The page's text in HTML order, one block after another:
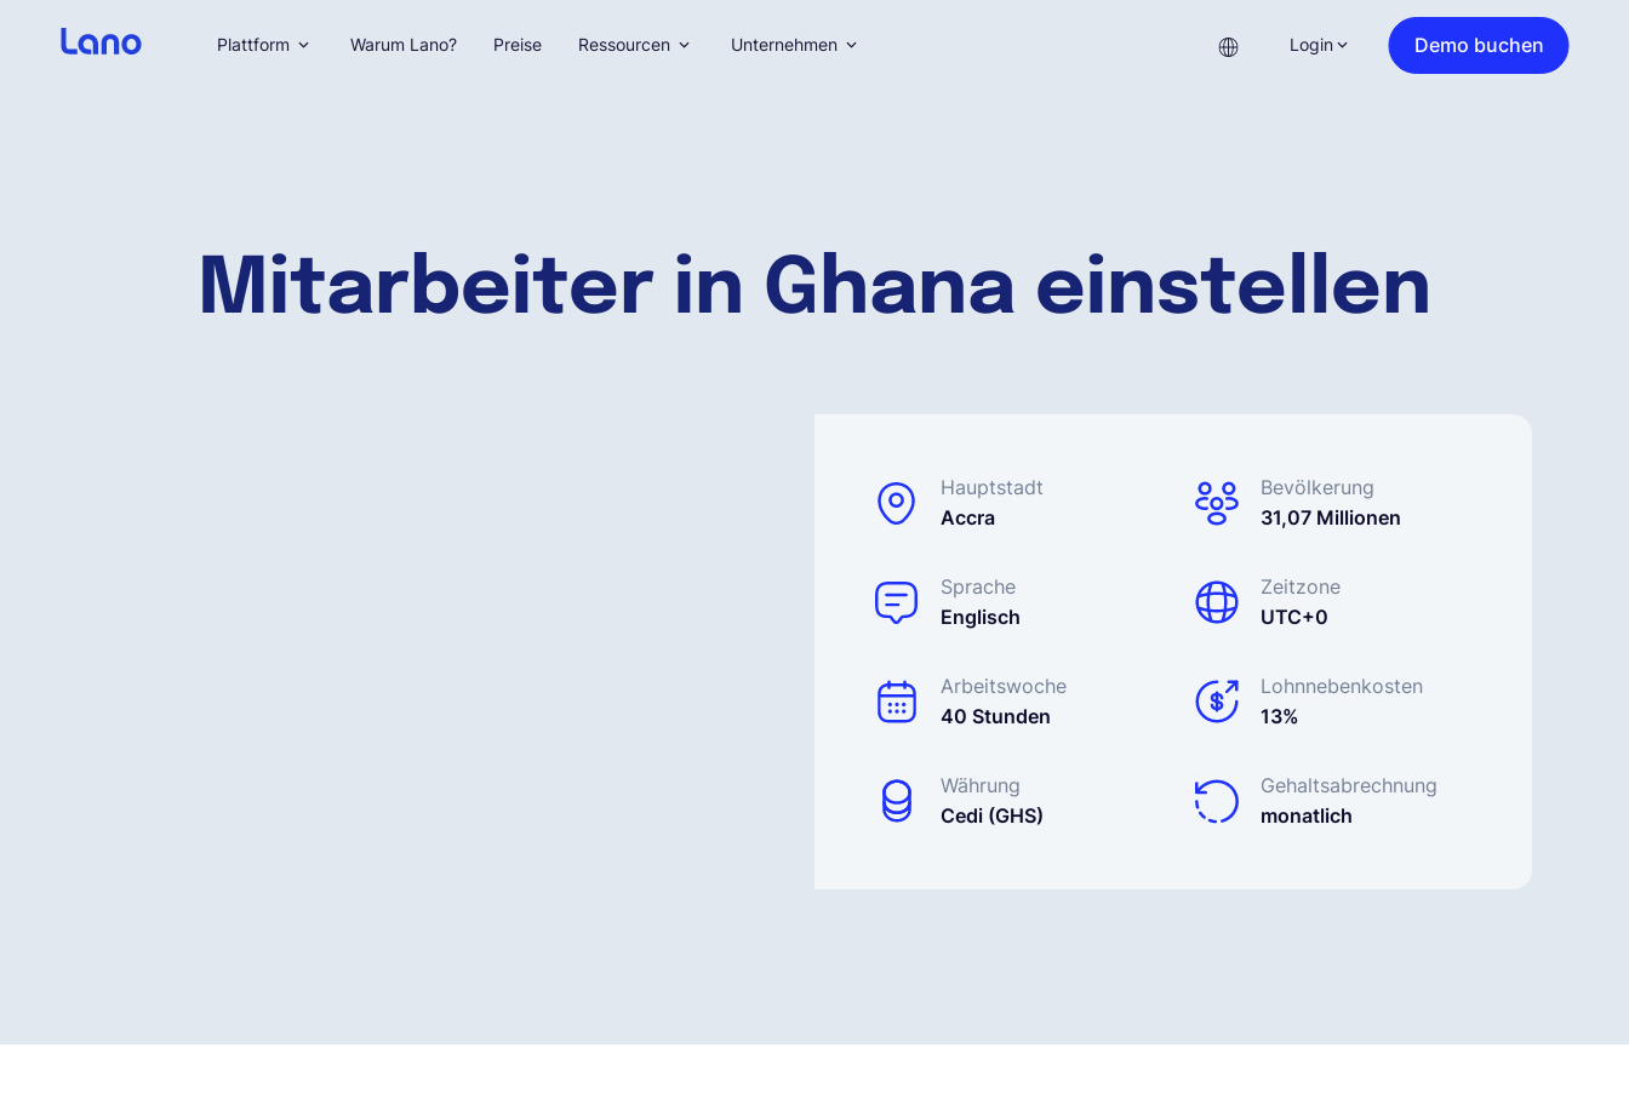
Mitarbeiter in Ghana einstellen
Hauptstadt
Accra
Bevölkerung
31,07 Millionen
Sprache
Englisch
Zeitzone
UTC+0
Arbeitswoche
40 Stunden
Lohnnebenkosten
13%
Währung
Cedi (GHS)
Gehaltsabrechnung
monatlich
Plattform Warum Lano? Preise Ressourcen Unternehmen Login Demo buchen